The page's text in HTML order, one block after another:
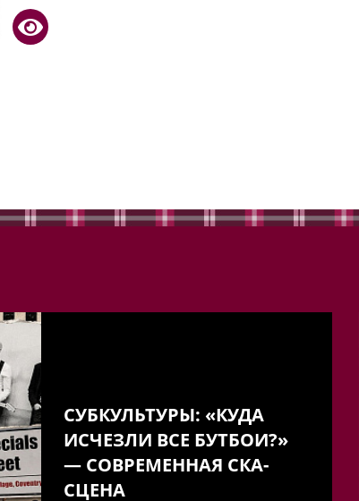
СУБКУЛЬТУРЫ: «КУДА
ИСЧЕЗЛИ ВСЕ БУТБОИ?»
— СОВРЕМЕННАЯ СКА-
СЦЕНА